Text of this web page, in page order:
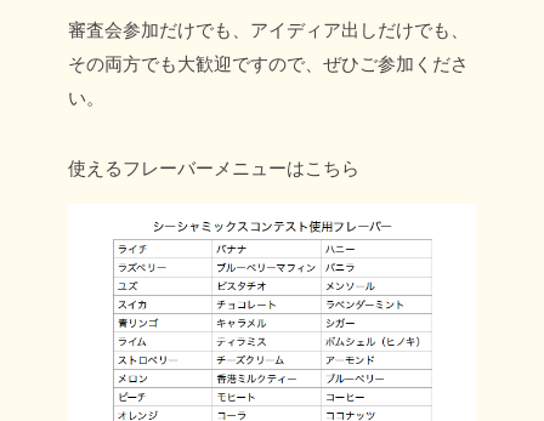
審査会参加だけでも、アイディア出しだけでも、
その両方でも大歓迎ですので、ぜひご参加くださ
い。
使えるフレーバーメニューはこちら